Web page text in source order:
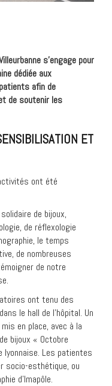
s’engage pour
dédiée aux
afin de
de soutenir les
ET
ont été
de bijoux,
de réflexologie
le temps
de nombreuses
de notre
ont tenu des
le hall de l’hôpital. Un
en place, avec à la
bijoux « Octobre
lyonnaise. Les patientes
socio-esthétique, ou
d’Imapôle.